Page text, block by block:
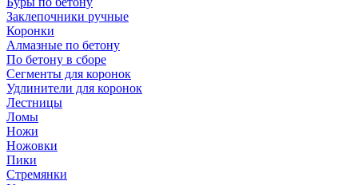
Заклепочники ручные
Коронки
Алмазные по бетону
По бетону в сборе
Сегменты для коронок
Удлинители для коронок
Лестницы
Ломы
Ножи
Ножовки
Пики
Стремянки